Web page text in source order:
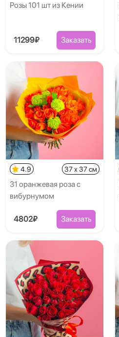
Розы 101 шт из Кении
11299₽ Заказать
4.9 37 x 37 см
31 оранжевая роза с
вибурнумом
4802₽ Заказать